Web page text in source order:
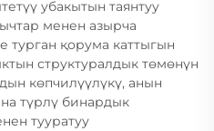
убакытын таянтуу
менен азырча
турган қорума каттыгын
структуралдык төмөнүн
көпчилүүлүкү, анын
түрлү бинардык
тууратуу